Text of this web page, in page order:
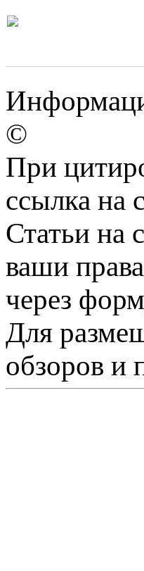
©
При
ссылка на
Статьи на
ваши
через
Для
обзоров и